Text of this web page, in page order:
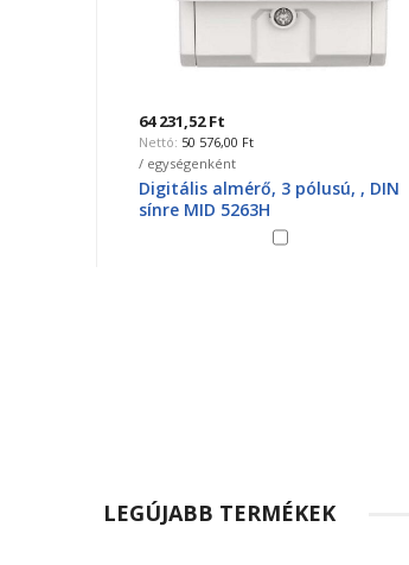
64 231,52 Ft
50 576,00 Ft
/ egységenként
Digitális almérő, 3 pólusú, , DIN
sínre MID 5263H
LEGÚJABB TERMÉKEK